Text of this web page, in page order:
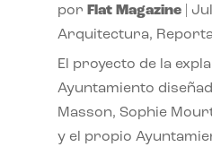
por Flat Magazine|
Arquitectura,
El proyecto de la
Ayuntamiento
Masson, Sophie
y el propio